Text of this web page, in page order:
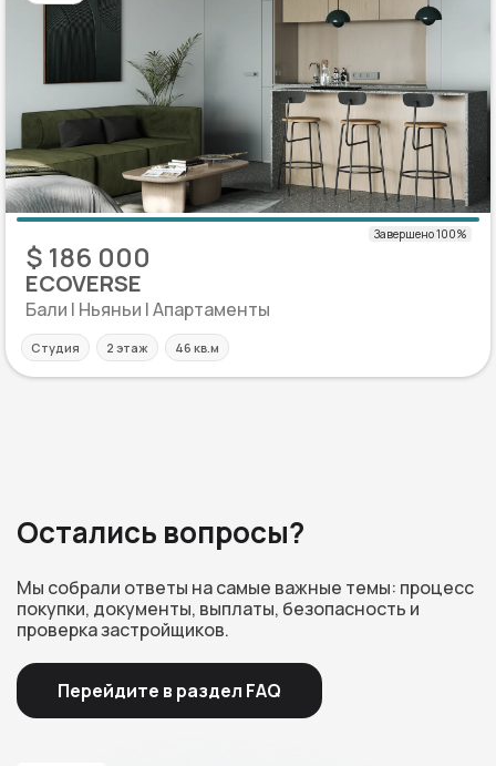
$ 186 000
ECOVERSE
Бали | Ньяньи | Апартаменты
Студия 2 этаж 46 кв.м
Остались вопросы?
Мы собрали ответы на самые важные темы: процесс
покупки, документы, выплаты, безопасность и
проверка застройщиков.
Перейдите в раздел FAQ